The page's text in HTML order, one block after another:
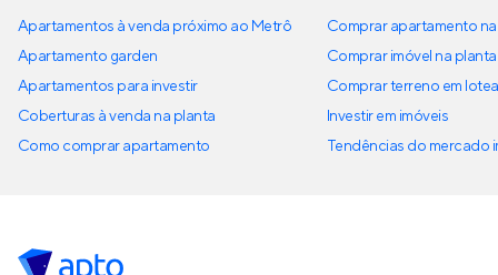
Apartamentos à venda próximo ao Metrô
Apartamento garden
Apartamentos para investir
Coberturas à venda na planta
Como comprar apartamento
Comprar apartamento
Comprar imóvel na planta
Comprar terreno em
Investir em imóveis
Tendências do mercado